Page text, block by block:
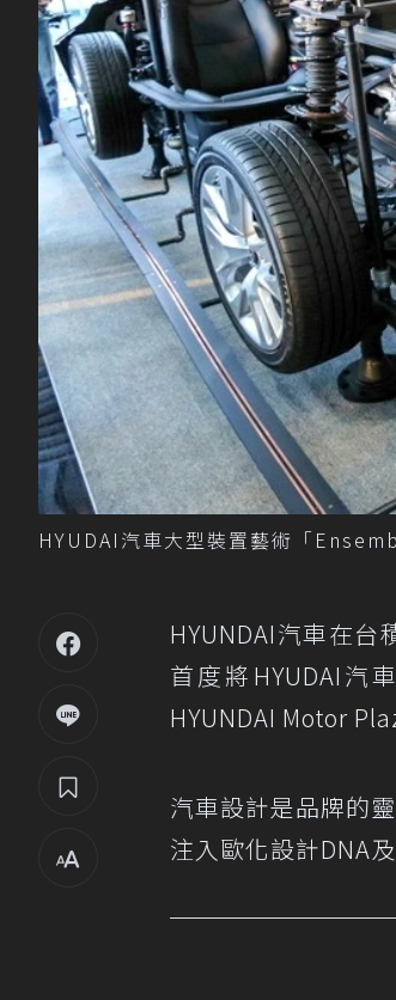
HYUDAI汽車大型裝置藝術「
HYUNDAI汽車在
首度將HYUDAI汽
HYUNDAI Motor
汽車設計是品牌的
注入歐化設計DNA